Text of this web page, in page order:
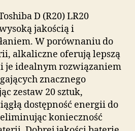
D (R20) LR20
jakością i
W porównaniu do
alkaliczne oferują lepszą
je idealnym rozwiązaniem
znacznego
zestaw 20 sztuk,
dostępność energii do
konieczność